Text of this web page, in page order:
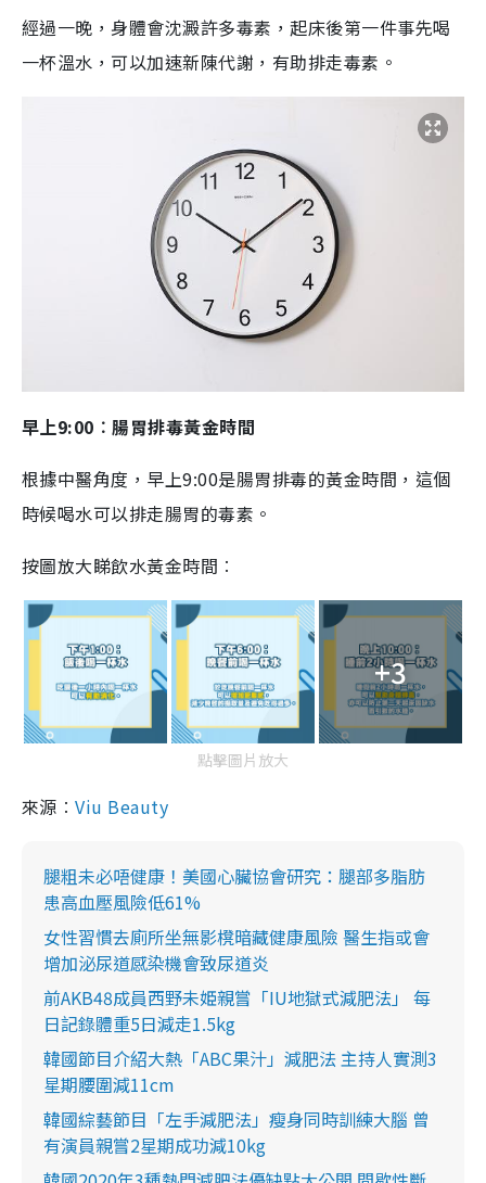
經過一晚，身體會沈澱許多毒素，起床後第一件事先喝
一杯溫水，可以加速新陳代謝，有助排走毒素。
早上9:00 ︰腸胃排毒黃金時間
根據中醫角度，早上9:00是腸胃排毒的黃金時間，這個
時候喝水可以排走腸胃的毒素。
按圖放大睇飲水黃金時間︰
+3
點擊圖片放大
來源︰Viu Beauty
腿粗未必唔健康！美國心臟協會研究：腿部多脂肪
患高血壓風險低61%
女性習慣去廁所坐無影櫈暗藏健康風險 醫生指或會
增加泌尿道感染機會致尿道炎
前AKB48成員西野未姫親嘗「IU地獄式減肥法」 每
日記錄體重5日減走1.5kg
韓國節目介紹大熱「ABC果汁」減肥法 主持人實測3
星期腰圍減11cm
韓國綜藝節目「左手減肥法」瘦身同時訓練大腦 曾
有演員親嘗2星期成功減10kg